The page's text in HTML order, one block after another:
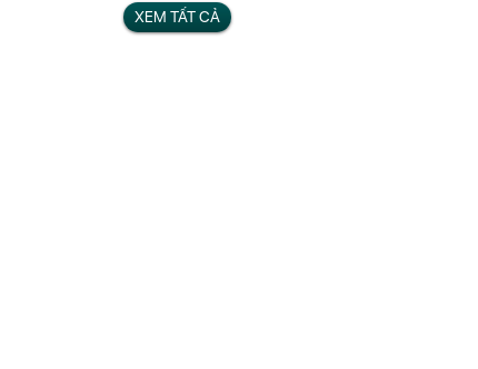
XEM TẤT CẢ